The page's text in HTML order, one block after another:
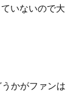
いないので大
かがファンは